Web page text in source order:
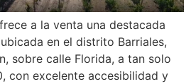
a la venta una destacada
en el distrito Barriales,
sobre calle Florida, a tan solo
con excelente accesibilidad y